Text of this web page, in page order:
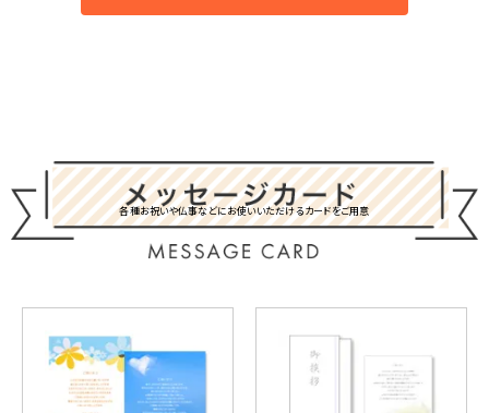
各種お祝いや仏事などにお使いいただけるカードをご用意